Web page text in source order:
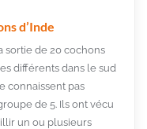
d’Inde
sortie de 20 cochons
différents dans le sud
connaissent pas
de 5. Ils ont vécu
un ou plusieurs